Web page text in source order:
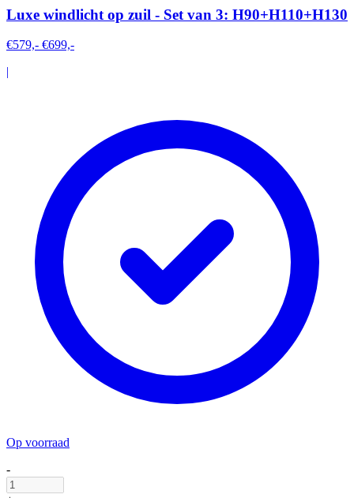
Luxe windlicht op zuil - Set van 3: H90+H110+H130
€579,- €699,-
|
Op voorraad
-